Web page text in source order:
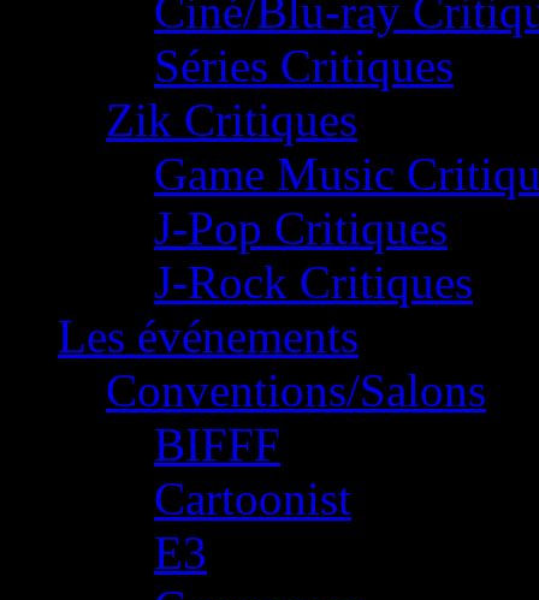
Ciné/Blu-ray
Séries Critiques
Zik Critiques
Game Music
J-Pop Critiques
J-Rock Critiques
Les événements
Conventions/Salons
BIFFF
Cartoonist
E3